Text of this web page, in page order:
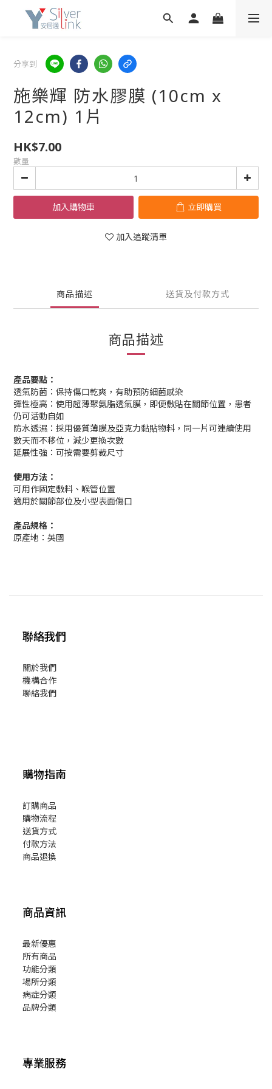
分享到
施樂輝 防水膠膜 (10cm x
12cm) 1片
HK$7.00
數量
加入購物車 立即購買
加入追蹤清單
商品描述 送貨及付款方式
商品描述
產品要點：
透氣防菌：保持傷口乾爽，有助預防細菌感染
彈性極高：使用超薄聚氨脂透氣膜，即便敷貼在關節位置，患者
仍可活動自如
防水透濕：採用優質薄膜及亞克力黏貼物料，同一片可連續使用
數天而不移位，減少更換次數
延展性強：可按需要剪裁尺寸
使用方法：
可用作固定敷料、喉管位置
適用於關節部位及小型表面傷口
產品規格：
原產地：英國
聯絡我們
關於我們
機構合作
聯絡我們
購物指南
訂購商品
購物流程
送貨方式
付款方法
商品退換
商品資訊
最新優惠
所有商品
功能分類
場所分類
病症分類
品牌分類
專業服務